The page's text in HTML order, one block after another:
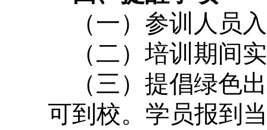
（一）参训人员
（二）培训期间
（三）提倡绿色
可到校。学员报到